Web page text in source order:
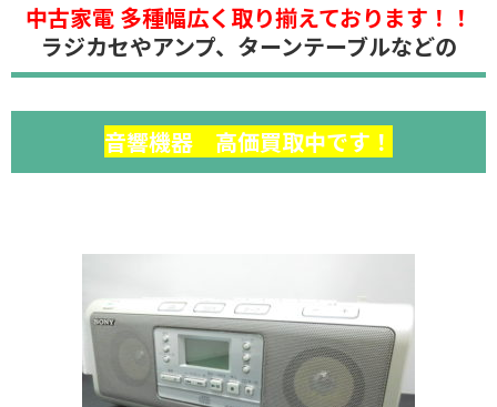
中古家電 多種幅広く取り揃えております！！
ラジカセやアンプ、ターンテーブルなどの
音響機器 高価買取中です！